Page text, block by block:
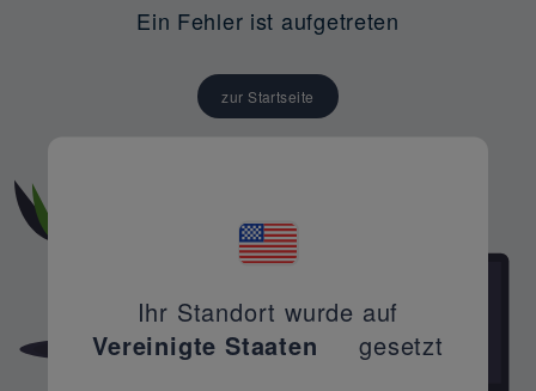
Ein Fehler ist aufgetreten
zur Startseite
Ihr Standort wurde auf
Vereinigte Staaten
gesetzt